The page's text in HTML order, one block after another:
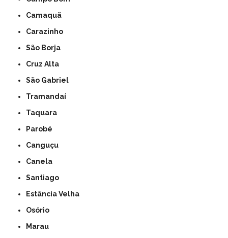
Camaquã
Carazinho
São Borja
Cruz Alta
São Gabriel
Tramandaí
Taquara
Parobé
Canguçu
Canela
Santiago
Estância Velha
Osório
Marau